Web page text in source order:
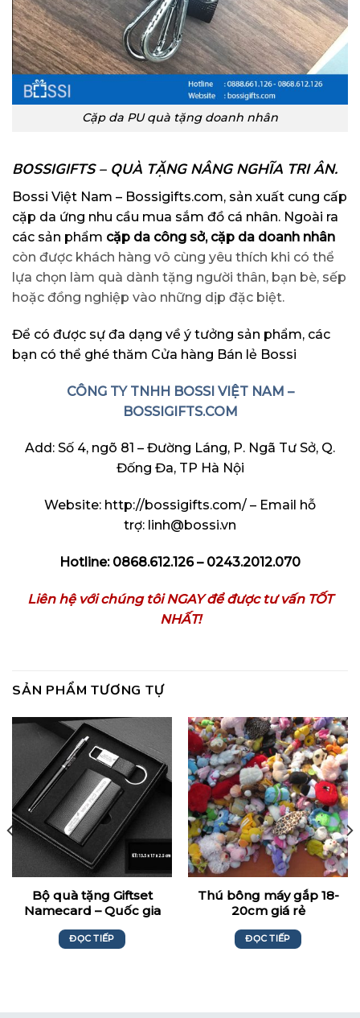
Cặp da PU quà tặng doanh nhân
BOSSIGIFTS – QUÀ TẶNG NÂNG NGHĨA TRI ÂN.
Bossi Việt Nam – Bossigifts.com, sản xuất cung cấp
cặp da ứng nhu cầu mua sắm đồ cá nhân. Ngoài ra
các sản phẩm cặp da công sở, cặp da doanh nhân
còn được khách hàng vô cùng yêu thích khi có thể
lựa chọn làm quà dành tặng người thân, bạn bè, sếp
hoặc đồng nghiệp vào những dịp đặc biệt.
Để có được sự đa dạng về ý tưởng sản phẩm, các
bạn có thể ghé thăm Cửa hàng Bán lẻ Bossi
CÔNG TY TNHH BOSSI VIỆT NAM –
BOSSIGIFTS.COM
Add: Số 4, ngõ 81 – Đường Láng, P. Ngã Tư Sở, Q.
Đống Đa, TP Hà Nội
Website: http://bossigifts.com/ – Email hỗ
trợ: linh@bossi.vn
Hotline: 0868.612.126 – 0243.2012.070
Liên hệ với chúng tôi NGAY để được tư vấn TỐT
NHẤT!
SẢN PHẨM TƯƠNG TỰ
Bộ quà tặng Giftset
Namecard – Quốc gia
ĐỌC TIẾP
Thú bông máy gắp 18-
20cm giá rẻ
ĐỌC TIẾP